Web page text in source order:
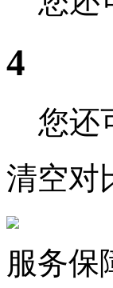
4
您还
清空对
服务保